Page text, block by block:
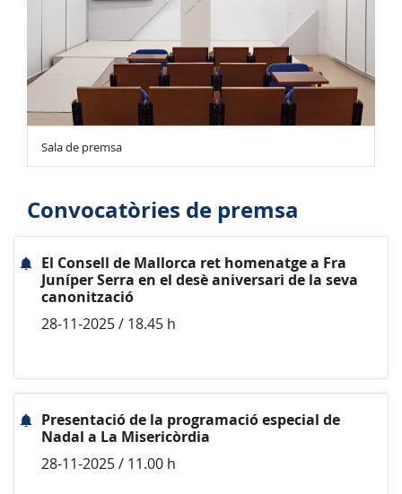
Sala de premsa
Convocatòries de premsa
El Consell de Mallorca ret homenatge a Fra
Juníper Serra en el desè aniversari de la seva
canonització
28-11-2025 / 18.45 h
Presentació de la programació especial de
Nadal a La Misericòrdia
28-11-2025 / 11.00 h